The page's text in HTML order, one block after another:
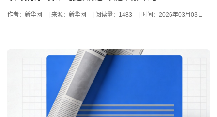
作者：新华网 来源：新华网 阅读量：1483 时间：2026年03月03日